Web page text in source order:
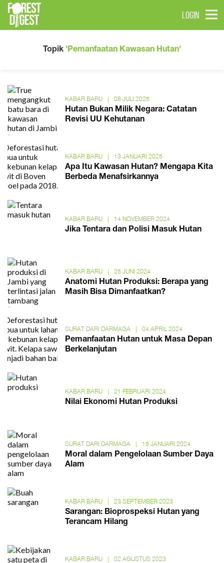
LOGIN
Topik 'Pemanfaatan Kawasan Hutan'
KABAR BARU | 08 JULI 2025
Hutan Bukan Milik Negara: Catatan
Revisi UU Kehutanan
KABAR BARU | 13 JANUARI 2025
Apa Itu Kawasan Hutan? Mengapa Kita
Berbeda Menafsirkannya
KABAR BARU | 14 NOVEMBER 2024
Jika Tentara dan Polisi Masuk Hutan
KABAR BARU | 25 JUNI 2024
Anatomi Hutan Produksi: Berapa yang
Masih Bisa Dimanfaatkan?
SURAT DARI DARMAGA | 04 APRIL 2024
Pemanfaatan Hutan untuk Masa Depan
Berkelanjutan
KABAR BARU | 21 FEBRUARI 2024
Nilai Ekonomi Hutan Produksi
SURAT DARI DARMAGA | 15 JANUARI 2024
Moral dalam Pengelolaan Sumber Daya
Alam
KABAR BARU | 23 SEPTEMBER 2023
Sarangan: Bioprospeksi Hutan yang
Terancam Hilang
KABAR BARU | 02 AGUSTUS 2023